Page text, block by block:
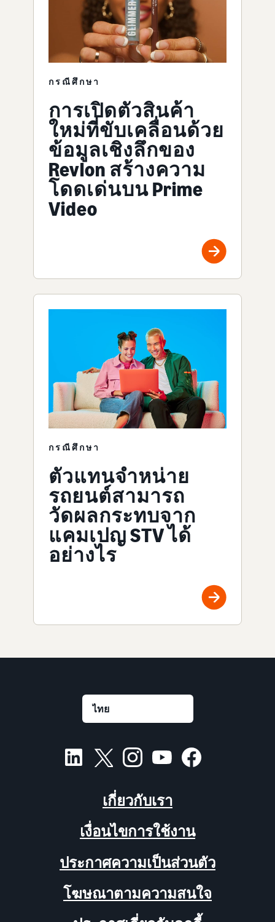
กรณีศึกษา
การเปิดตัวสินค้า
ใหม่ที่ขับเคลื่อนด้วย
ข้อมูลเชิงลึกของ
Revlon สร้างความ
โดดเด่นบน Prime
Video
กรณีศึกษา
ตัวแทนจำหน่าย
รถยนต์สามารถ
วัดผลกระทบจาก
แคมเปญ STV ได้
อย่างไร
เกี่ยวกับเรา
เงื่อนไขการใช้งาน
ประกาศความเป็นส่วนตัว
โฆษณาตามความสนใจ